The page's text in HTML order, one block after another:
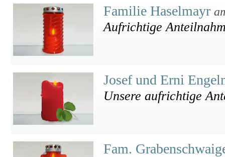
Familie Haselmayr
Aufrichtige
Josef und Erni
Unsere aufrichtige
Fam.